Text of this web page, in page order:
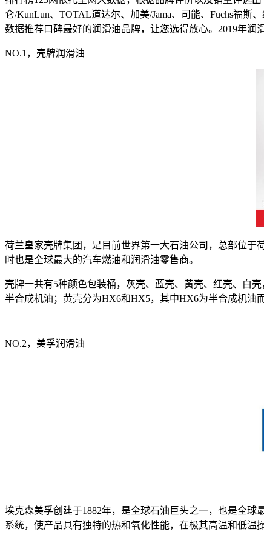
仑/KunLun、TOTAL道达尔、加美/Jama、司能、Fuchs福
数据推荐口碑最好的润滑油品牌，让您选得放心。2019年润
NO.1，壳牌润滑油
荷兰皇家壳牌集团，是目前世界第一大石油公司，总部位于
时也是全球最大的汽车燃油和润滑油零售商。
壳牌一共有5种颜色包装桶，灰壳、蓝壳、黄壳、红壳、白
半合成机油；黄壳分为HX6和HX5，其中HX6为半合成机油
NO.2，美孚润滑油
埃克森美孚创建于1882年，是全球石油巨头之一，也是全
系统，使产品具有独特的热和氧化性能，在极其高温和低温